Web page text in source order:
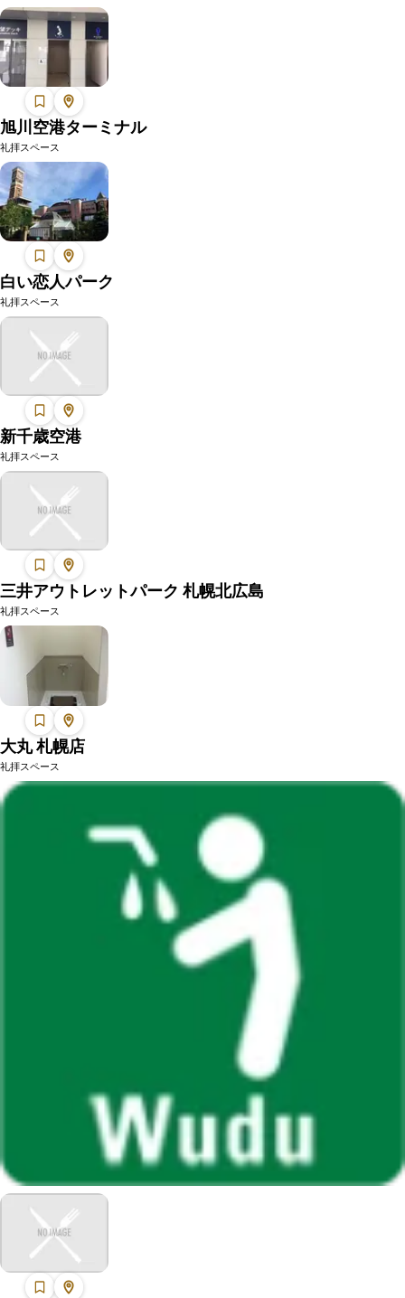
旭川空港ターミナル
礼拝スペース
白い恋人パーク
礼拝スペース
新千歳空港
礼拝スペース
三井アウトレットパーク 札幌北広島
礼拝スペース
大丸 札幌店
礼拝スペース